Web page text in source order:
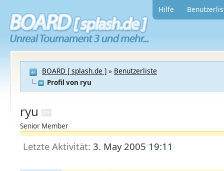
Hilfe
BOARD [ splash.de ] » Benutzerliste
Profil von ryu
ryu
Senior Member
Letzte Aktivität: 3. May 2005 19:11